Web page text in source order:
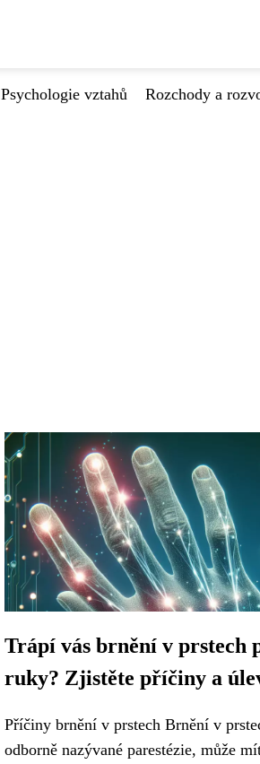
Psychologie vztahů Rozchody a
Trápí vás brnění v prstech
ruky? Zjistěte příčiny a
Příčiny brnění v prstech Brnění v
odborně nazývané parestézie, může